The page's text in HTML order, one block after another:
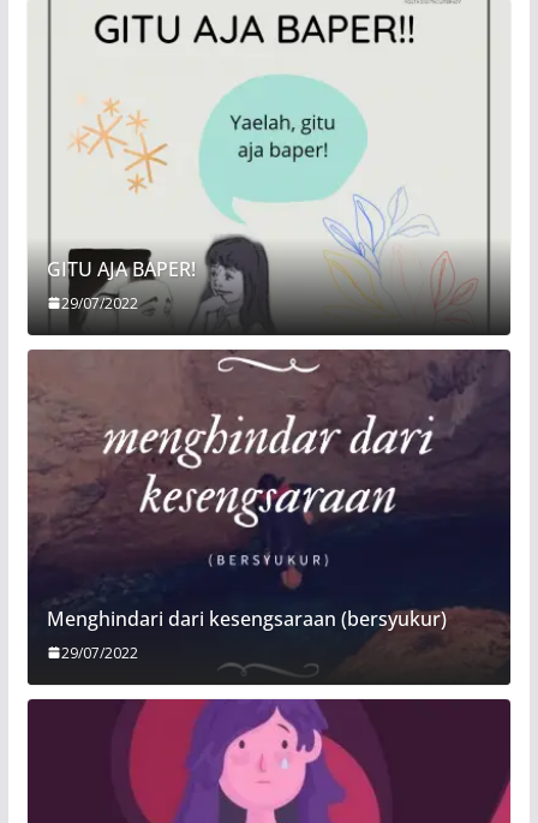
GITU AJA BAPER!
29/07/2022
Menghindari dari kesengsaraan (bersyukur)
29/07/2022